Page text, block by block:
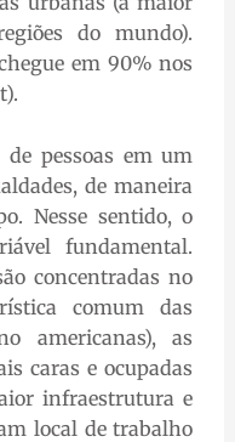
do mundo).
em 90% nos
de pessoas em um
de maneira
Nesse sentido, o
fundamental.
concentradas no
comum das
americanas), as
caras e ocupadas
infraestrutura e
local de trabalho